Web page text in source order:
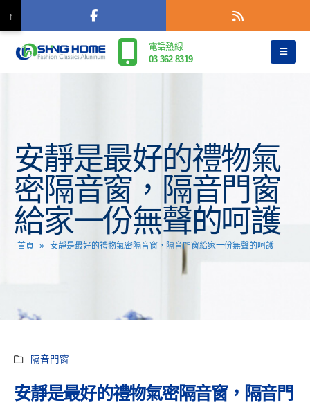
電話熱線
03 362 8319
安靜是最好的禮物氣
密隔音窗，隔音門窗
給家一份無聲的呵護
首頁 » 安靜是最好的禮物氣密隔音窗，隔音門窗給家一份無聲的呵護
隔音門窗
安靜是最好的禮物氣密隔音窗，隔音門
↑